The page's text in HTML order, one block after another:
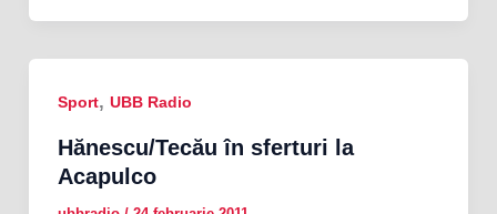
Sport, UBB Radio
Hănescu/Tecău în sferturi la
Acapulco